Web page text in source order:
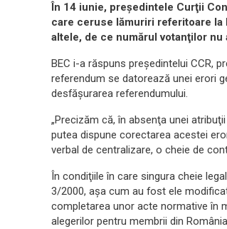
În 14 iunie, preşedintele Curţii
care ceruse lămuriri referitoare
altele, de ce numărul votanţilor
BEC i-a răspuns preşedintelui CCR,
referendum se datorează unei erori
desfăşurarea referendumului.
„Precizăm că, în absenţa unei
putea dispune corectarea acestei
verbal de centralizare, o cheie de
În condiţiile în care singura cheie
3/2000, aşa cum au fost ele
completarea unor acte normative în
alegerilor pentru membrii din